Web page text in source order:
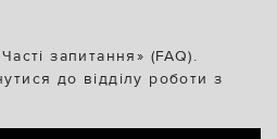
запитання» (FAQ).
до відділу роботи з